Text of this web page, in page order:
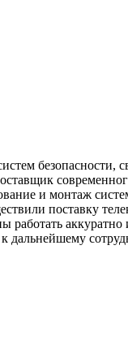
безопасности,
и монтаж
поставку
работать аккуратно